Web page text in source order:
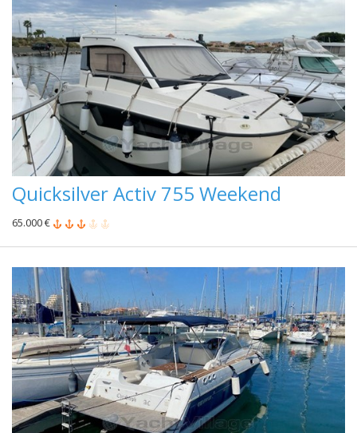
Quicksilver Activ 755 Weekend
65.000 €